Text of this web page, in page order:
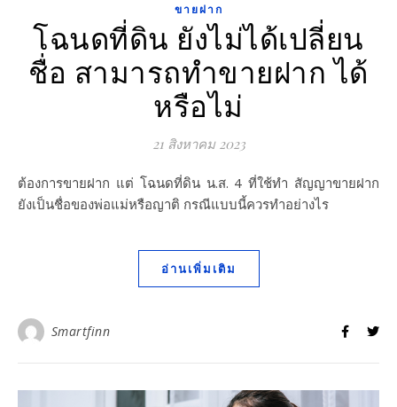
ขายฝาก
โฉนดที่ดิน ยังไม่ได้เปลี่ยน
ชื่อ สามารถทำขายฝาก ได้
หรือไม่
21 สิงหาคม 2023
ต้องการขายฝาก แต่ โฉนดที่ดิน น.ส. 4 ที่ใช้ทำ สัญญาขายฝาก
ยังเป็นชื่อของพ่อแม่หรือญาติ กรณีแบบนี้ควรทำอย่างไร
อ่านเพิ่มเติม
Smartfinn